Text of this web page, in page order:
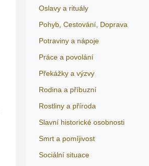
Oslavy a rituály
Pohyb, Cestování, Doprava
Potraviny a nápoje
Práce a povolání
Překážky a výzvy
Rodina a příbuzní
Rostliny a příroda
Slavní historické osobnosti
Smrt a pomíjivost
Sociální situace